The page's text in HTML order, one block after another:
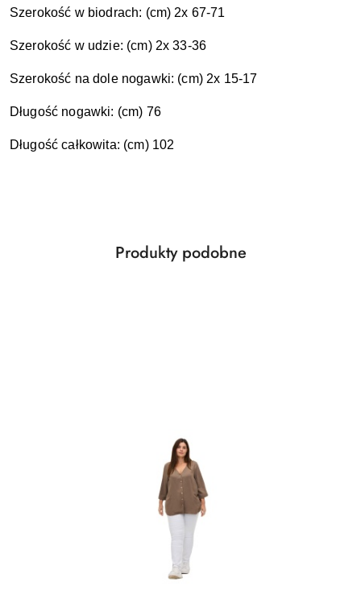
Szerokość w biodrach: (cm) 2x 67-71
Szerokość w udzie: (cm) 2x 33-36
Szerokość na dole nogawki: (cm) 2x 15-17
Długość nogawki: (cm) 76
Długość całkowita: (cm) 102
Pomiń karuzelę produktów
Produkty
Produkty podobne